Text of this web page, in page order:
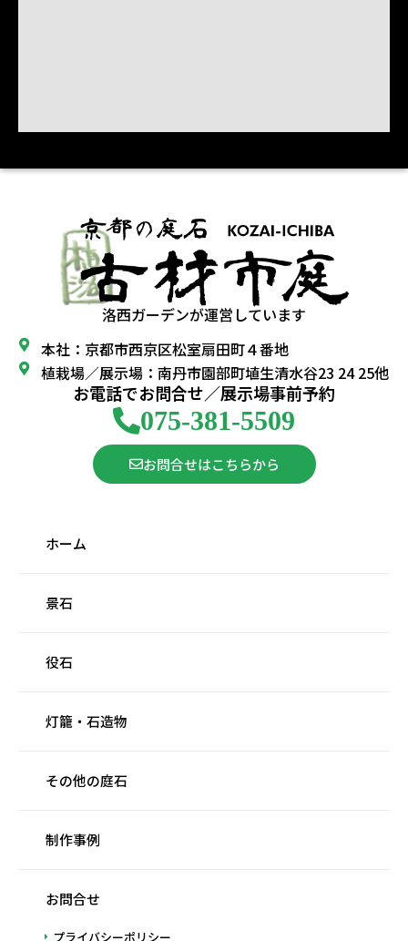
洛西ガーデンが運営しています
本社：京都市西京区松室扇田町４番地
植栽場／展示場：南丹市園部町埴生清水谷23 24 25他
お電話でお問合せ／展示場事前予約
075-381-5509
お問合せはこちらから
ホーム
景石
役石
灯籠・石造物
その他の庭石
制作事例
お問合せ
プライバシーポリシー